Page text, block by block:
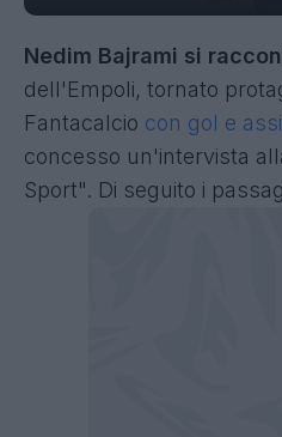
Nedim Bajrami si
dell'Empoli, tornato
Fantacalcio con gol e
concesso un'intervista
Sport". Di seguito i